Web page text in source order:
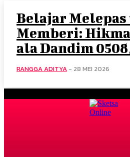
Belajar
Memberi:
ala Dandim
RANGGA ADITYA - 28 MEI 2026